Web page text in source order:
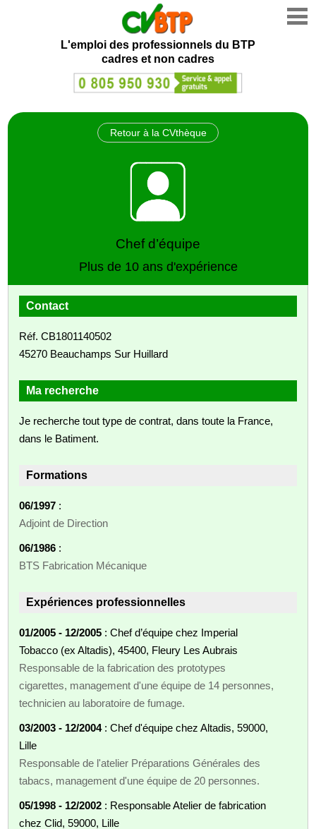
L'emploi des professionnels du BTP
cadres et non cadres
Retour à la CVthèque
Chef d’équipe
Plus de 10 ans d'expérience
Contact
Réf. CB1801140502
45270 Beauchamps Sur Huillard
Ma recherche
Je recherche tout type de contrat, dans toute la France,
dans le Batiment.
Formations
06/1997 :
Adjoint de Direction
06/1986 :
BTS Fabrication Mécanique
Expériences professionnelles
01/2005 - 12/2005 : Chef d’équipe chez Imperial
Tobacco (ex Altadis), 45400, Fleury Les Aubrais
Responsable de la fabrication des prototypes
cigarettes, management d'une équipe de 14 personnes,
technicien au laboratoire de fumage.
03/2003 - 12/2004: Chef d'équipe chez Altadis, 59000,
Lille
Responsable de l'atelier Préparations Générales des
tabacs, management d'une équipe de 20 personnes.
05/1998 - 12/2002 : Responsable Atelier de fabrication
chez Clid, 59000, Lille